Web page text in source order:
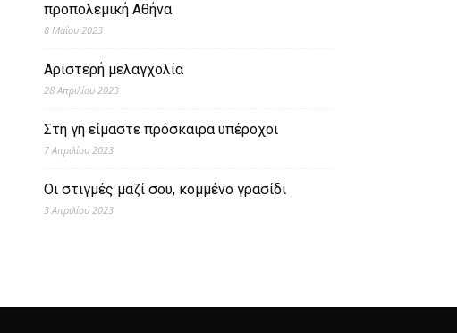
προπολεμική Αθήνα
8 Μαΐου 2023
Αριστερή μελαγχολία
28 Απριλίου 2023
Στη γη είμαστε πρόσκαιρα υπέροχοι
7 Απριλίου 2023
Οι στιγμές μαζί σου, κομμένο γρασίδι
3 Απριλίου 2023